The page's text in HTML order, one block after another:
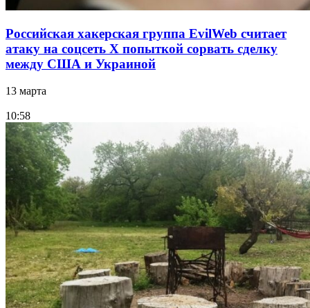
Российская хакерская группа EvilWeb считает
атаку на соцсеть Х попыткой сорвать сделку
между США и Украиной
13 марта
10:58